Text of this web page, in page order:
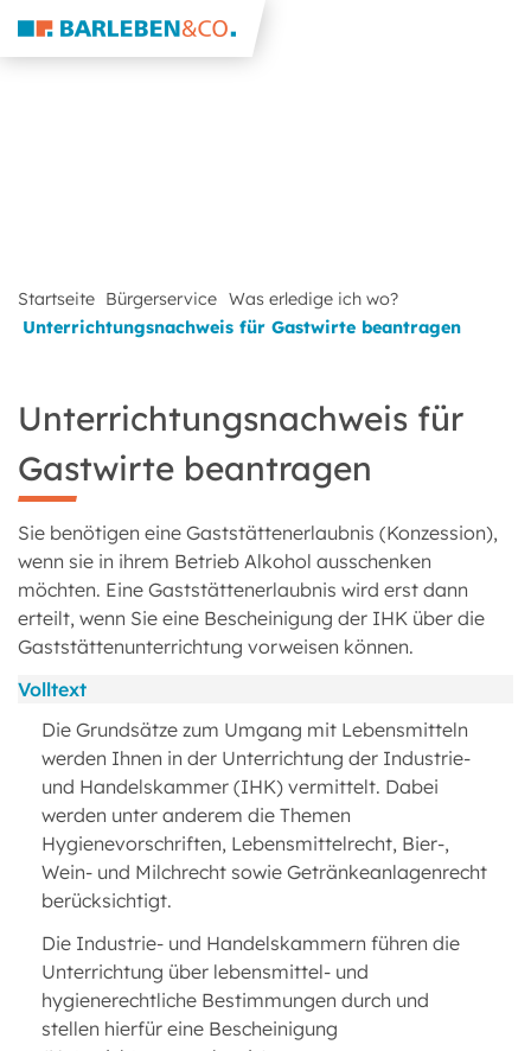
Startseite Bürgerservice Was erledige ich wo?
Unterrichtungsnachweis für Gastwirte beantragen
Unterrichtungsnachweis für
Gastwirte beantragen
Sie benötigen eine Gaststättenerlaubnis (Konzession),
wenn sie in ihrem Betrieb Alkohol ausschenken
möchten. Eine Gaststättenerlaubnis wird erst dann
erteilt, wenn Sie eine Bescheinigung der IHK über die
Gaststättenunterrichtung vorweisen können.
Volltext
Die Grundsätze zum Umgang mit Lebensmitteln
werden Ihnen in der Unterrichtung der Industrie-
und Handelskammer (IHK) vermittelt. Dabei
werden unter anderem die Themen
Hygienevorschriften, Lebensmittelrecht, Bier-,
Wein- und Milchrecht sowie Getränkeanlagenrecht
berücksichtigt.
Die Industrie- und Handelskammern führen die
Unterrichtung über lebensmittel- und
hygienerechtliche Bestimmungen durch und
stellen hierfür eine Bescheinigung